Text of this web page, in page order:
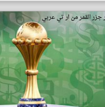
جزر القمر من ار تي عربي